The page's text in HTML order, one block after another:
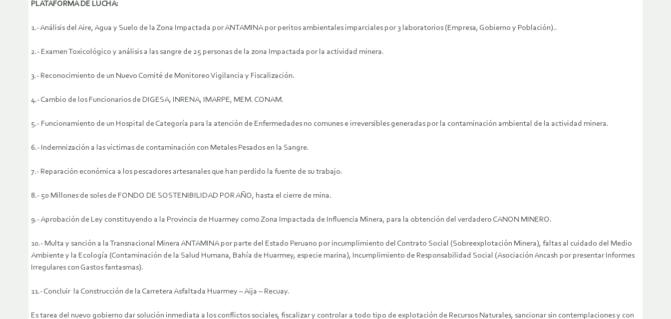
PLATAFORMA DE LUCHA:
1.- Análisis del Aire, Agua y Suelo de la Zona Impactada por ANTAMINA por peritos ambientales imparciales por 3 laboratorios (Empresa, Gobierno y Población)..
2.- Examen Toxicológico y análisis a las sangre de 25 personas de la zona Impactada por la actividad minera.
3.- Reconocimiento de un Nuevo Comité de Monitoreo Vigilancia y Fiscalización.
4.- Cambio de los Funcionarios de DIGESA, INRENA, IMARPE, MEM. CONAM.
5.- Funcionamiento de un Hospital de Categoría para la atención de Enfermedades no comunes e irreversibles generadas por la contaminación ambiental de la actividad minera.
6.- Indemnización a las víctimas de contaminación con Metales Pesados en la Sangre.
7.- Reparación económica a los pescadores artesanales que han perdido la fuente de su trabajo.
8.- 50 Millones de soles de FONDO DE SOSTENIBILIDAD POR AÑO, hasta el cierre de mina.
9.- Aprobación de Ley constituyendo a la Provincia de Huarmey como Zona Impactada de Influencia Minera, para la obtención del verdadero CANON MINERO.
10.- Multa y sanción a la Transnacional Minera ANTAMINA por parte del Estado Peruano por incumplimiento del Contrato Social (Sobreexplotación Minera), faltas al cuidado del Medio
Ambiente y la Ecología (Contaminación de la Salud Humana, Bahía de Huarmey, especie marina), Incumplimiento de Responsabilidad Social (Asociación Ancash por presentar Informes
Irregulares con Gastos fantasmas).
11.- Concluir la Construcción de la Carretera Asfaltada Huarmey – Aija – Recuay.
Es tarea del nuevo gobierno dar solución inmediata a los conflictos sociales, fiscalizar y controlar a todo tipo de explotación de Recursos Naturales, sancionar sin contemplaciones y con